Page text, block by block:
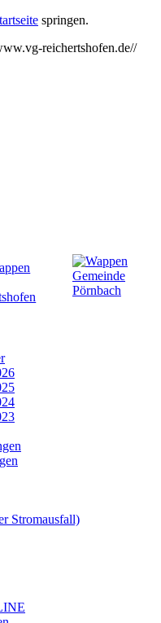
springen.
reichertshofen.de//
Stromausfall)